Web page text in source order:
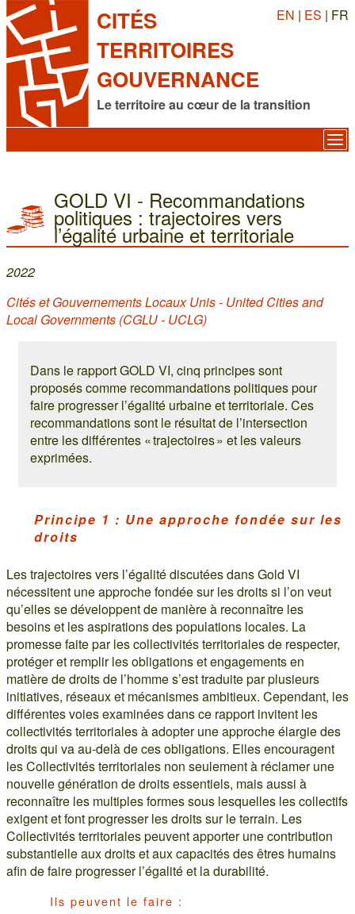
CITÉS
TERRITOIRES
GOUVERNANCE
Le territoire au cœur de la transition
EN | ES | FR
GOLD VI - Recommandations
politiques : trajectoires vers
l’égalité urbaine et territoriale
2022
Cités et Gouvernements Locaux Unis - United Cities and
Local Governments (CGLU - UCLG)
Dans le rapport GOLD VI, cinq principes sont
proposés comme recommandations politiques pour
faire progresser l’égalité urbaine et territoriale. Ces
recommandations sont le résultat de l’intersection
entre les différentes « trajectoires » et les valeurs
exprimées.
Principe 1 : Une approche fondée sur les
droits
Les trajectoires vers l’égalité discutées dans Gold VI
nécessitent une approche fondée sur les droits si l’on veut
qu’elles se développent de manière à reconnaître les
besoins et les aspirations des populations locales. La
promesse faite par les collectivités territoriales de respecter,
protéger et remplir les obligations et engagements en
matière de droits de l’homme s’est traduite par plusieurs
initiatives, réseaux et mécanismes ambitieux. Cependant, les
différentes voies examinées dans ce rapport invitent les
collectivités territoriales à adopter une approche élargie des
droits qui va au-delà de ces obligations. Elles encouragent
les Collectivités territoriales non seulement à réclamer une
nouvelle génération de droits essentiels, mais aussi à
reconnaître les multiples formes sous lesquelles les collectifs
exigent et font progresser les droits sur le terrain. Les
Collectivités territoriales peuvent apporter une contribution
substantielle aux droits et aux capacités des êtres humains
afin de faire progresser l’égalité et la durabilité.
Ils peuvent le faire :